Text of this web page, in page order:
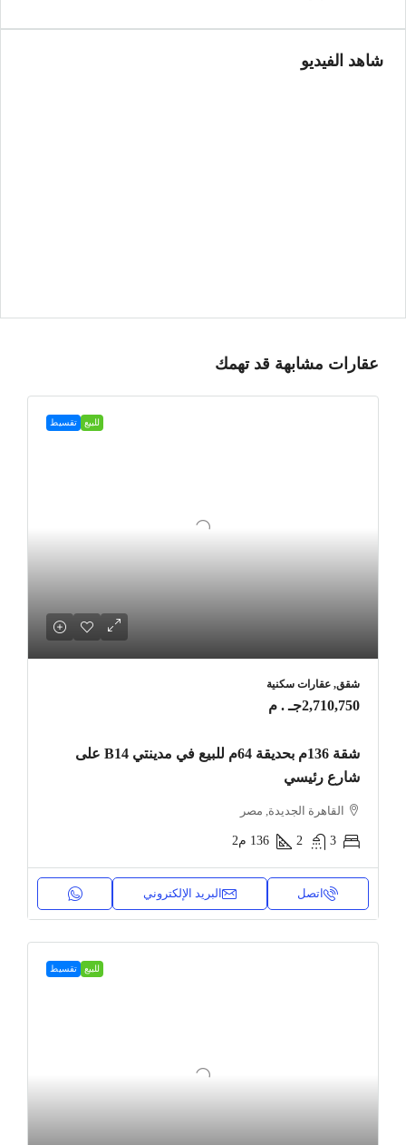
شاهد الفيديو
عقارات مشابهة قد تهمك
للبيع تقسيط
شقق, عقارات سكنية
2,710,750جـ . م
شقة 136م بحديقة 64م للبيع في مدينتي B14 على
شارع رئيسي
القاهرة الجديدة, مصر
3
2
136 م2
اتصل البريد الإلكتروني
للبيع تقسيط